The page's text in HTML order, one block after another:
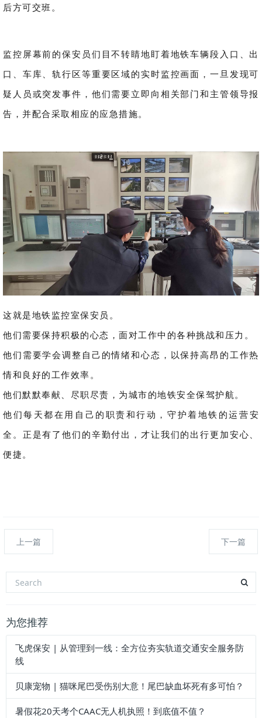
后方可交班。
监控屏幕前的保安员们目不转睛地盯着地铁车辆段入口、出
口、车库、轨行区等重要区域的实时监控画面，一旦发现可
疑人员或突发事件，他们需要立即向相关部门和主管领导报
告，并配合采取相应的应急措施。
这就是地铁监控室保安员。
他们需要保持积极的心态，面对工作中的各种挑战和压力。
他们需要学会调整自己的情绪和心态，以保持高昂的工作热
情和良好的工作效率。
他们默默奉献、尽职尽责，为城市的地铁安全保驾护航。
他们每天都在用自己的职责和行动，守护着地铁的运营安
全。正是有了他们的辛勤付出，才让我们的出行更加安心、
便捷。
上一篇 下一篇
为您推荐
飞虎保安 | 从管理到一线：全方位夯实轨道交通安全服务防
线
贝康宠物 | 猫咪尾巴受伤别大意！尾巴缺血坏死有多可怕？
暑假花20天考个CAAC无人机执照！到底值不值？